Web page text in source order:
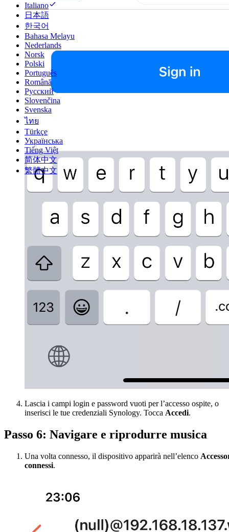
Italiano
日本語
한국어
Bahasa Melayu
Nederlands
Norsk
Polski
Português
Română
Русский
Slovenčina
Svenska
ไทย
Türkçe
Українська
Tiếng Việt
简体中文
繁體中文
Lascia i campi login e password vuoti per l’accesso ospite, o
inserisci le tue credenziali Synology. Tocca Accedi.
Passo 6: Navigare e riprodurre musica
Una volta connesso, il dispositivo apparirà nell’elenco
connessi.